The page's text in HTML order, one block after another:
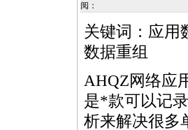
阅：
关键词：应用
数据重组
AHQZ网络应
是*款可以记
析来解决很多